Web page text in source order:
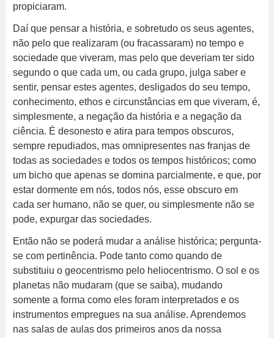
propiciaram.
Daí que pensar a história, e sobretudo os seus agentes,
não pelo que realizaram (ou fracassaram) no tempo e
sociedade que viveram, mas pelo que deveriam ter sido
segundo o que cada um, ou cada grupo, julga saber e
sentir, pensar estes agentes, desligados do seu tempo,
conhecimento, ethos e circunstâncias em que viveram, é,
simplesmente, a negação da história e a negação da
ciência. É desonesto e atira para tempos obscuros,
sempre repudiados, mas omnipresentes nas franjas de
todas as sociedades e todos os tempos históricos; como
um bicho que apenas se domina parcialmente, e que, por
estar dormente em nós, todos nós, esse obscuro em
cada ser humano, não se quer, ou simplesmente não se
pode, expurgar das sociedades.
Então não se poderá mudar a análise histórica; pergunta-
se com pertinência. Pode tanto como quando de
substituiu o geocentrismo pelo heliocentrismo. O sol e os
planetas não mudaram (que se saiba), mudando
somente a forma como eles foram interpretados e os
instrumentos empregues na sua análise. Aprendemos
nas salas de aulas dos primeiros anos da nossa